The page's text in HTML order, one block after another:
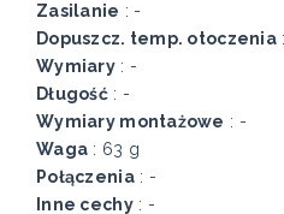
Zasilanie : -
Dopuszcz. temp. otoczenia
Wymiary: -
Długość: -
Wymiary montażowe : -
Waga : 63 g
Połączenia: -
Inne cechy: -